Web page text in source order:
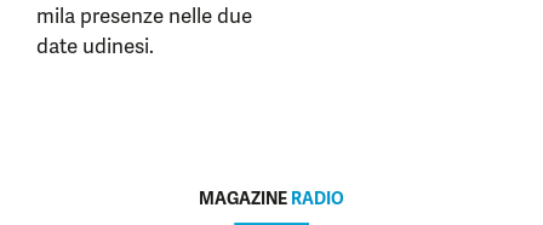
mila presenze nelle due
date udinesi.
MAGAZINE RADIO